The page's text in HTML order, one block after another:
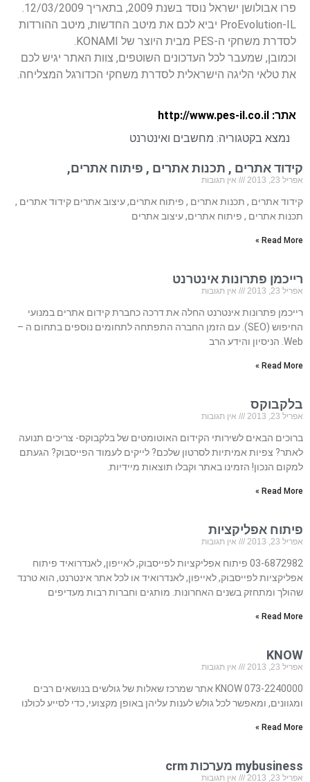
פרו אבולושן ישראל נוסד בשנת 2009, בתאריך 12/03/2009.
ProEvolution-IL יביא לכם את מיטב החדשות, מיטב ההורדות
לסדרת משחקי ה-PES מבית היוצר של KONAMI.
וכמובן, שמעבר לכל העדכונים השוטפים, צוות האתר יגיש לכם
את טלאי הליגה הישראלית לסדרת משחקי הכדורגל המצליחה.
אתר: http://www.pes-il.co.il
נמצא בקטגוריה: מחשבים ואינטרנט
קידוד אתרים , תכנות אתרים , פיתוח אתרים,
אפריל 23, 2013 אין תגובות
קידוד אתרים , תכנות אתרים , פיתוח אתרים, עיצוב אתרים קידוד אתרים ,
תכנות אתרים , פיתוח אתרים, עיצוב אתרים
Read More »
רייכמן פתרונות אינטרנט
אפריל 23, 2013 אין תגובות
רייכמן פתרונות אינטרנט החלה את דרכה כחברת קידום אתרים במנועי
החיפוש (SEO). עם הזמן החברה התפתחה לתחומים נוספים בתחום ה –
Web. הניסיון והידע הרב
Read More »
בלקבוקס
אפריל 23, 2013 אין תגובות
ברוכים הבאים לשירותי הקידום האוטומטים של בלקבוקס- צריכים תנועה
לאתר? צפיות אמיתיות לסרטון שלכם? לייקים לעמוד הפייסבוק? הגעתם
למקום הנכון! הזמינו באתר וקבלו תוצאות מיידיות.
Read More »
פיתוח אפליקציות
אפריל 23, 2013 אין תגובות
03-6872982 פיתוח אפליקציות לפייסבוק, לאייפון, לאנדרואיד פיתוח
אפליקציות לפייסבוק, לאייפון, לאנדרואיד או לכל אתר אינטרנט, הוא טרנד
שהולך ומתחזק בשנים האחרונות. מותגים וחברות רבות מעדיפים
Read More »
KNOW
אפריל 23, 2013 אין תגובות
073-2240000 KNOW אתר שמרכז שאלות של גולשים בנושאים רבים
ומגוונים, ומאפשר לכל גולש לענות עליהן באופן מקצועי, כדי לסייע לכולנו
Read More »
mybusiness מערכות crm
אפריל 23, 2013 אין תגובות